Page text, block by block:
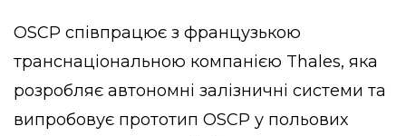
OSCP співпрацює з французькою
транснаціональною компанією Thales, яка
розробляє автономні залізничні системи та
випробовує прототип OSCP у польових